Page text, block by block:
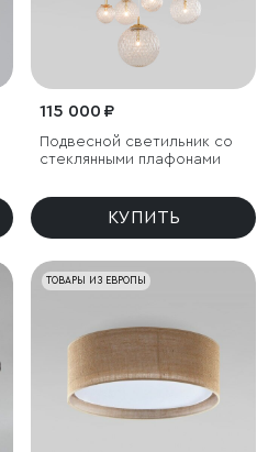
115 000 ₽
Подвесной светильник со
стеклянными плафонами
КУПИТЬ
ТОВАРЫ ИЗ ЕВРОПЫ